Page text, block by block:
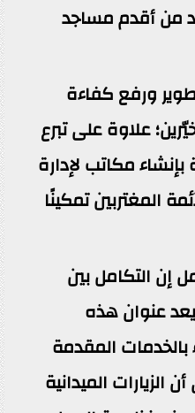
من أقدم مساجد
ورفع كفاءة
علاوة على تبرع
بإنشاء مكاتب لإدارة
المغتربين تمكينًا
إن التكامل بين
عنوان هذه
بالخدمات المقدمة
الزيارات الميدانية